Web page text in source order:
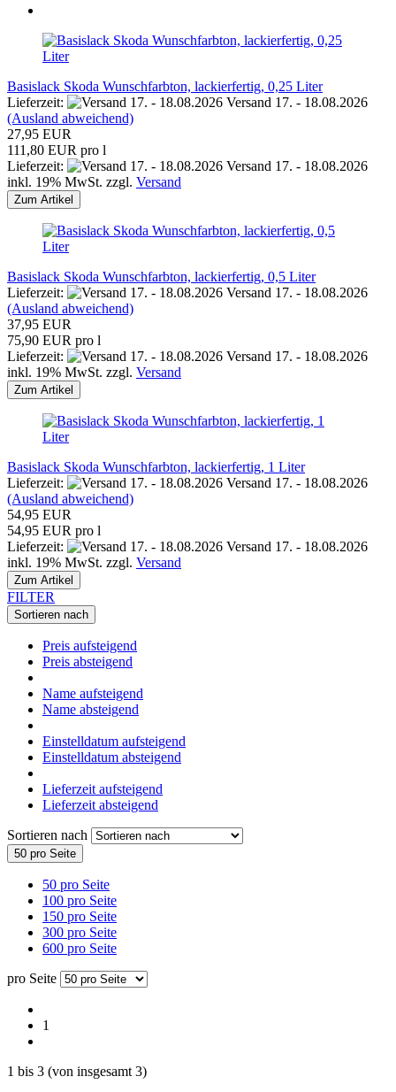
Basislack Skoda Wunschfarbton, lackierfertig, 0,25 Liter
Lieferzeit:
Versand 17. - 18.08.2026
(Ausland abweichend)
27,95 EUR
111,80 EUR pro l
Lieferzeit:
Versand 17. - 18.08.2026
inkl. 19% MwSt. zzgl. Versand
Zum Artikel
Basislack Skoda Wunschfarbton, lackierfertig, 0,5 Liter
Lieferzeit:
Versand 17. - 18.08.2026
(Ausland abweichend)
37,95 EUR
75,90 EUR pro l
Lieferzeit:
Versand 17. - 18.08.2026
inkl. 19% MwSt. zzgl. Versand
Zum Artikel
Basislack Skoda Wunschfarbton, lackierfertig, 1 Liter
Lieferzeit:
Versand 17. - 18.08.2026
(Ausland abweichend)
54,95 EUR
54,95 EUR pro l
Lieferzeit:
Versand 17. - 18.08.2026
inkl. 19% MwSt. zzgl. Versand
Zum Artikel
FILTER
Sortieren nach
Preis aufsteigend
Preis absteigend
Name aufsteigend
Name absteigend
Einstelldatum aufsteigend
Einstelldatum absteigend
Lieferzeit aufsteigend
Lieferzeit absteigend
Sortieren nach
50 pro Seite
50 pro Seite
100 pro Seite
150 pro Seite
300 pro Seite
600 pro Seite
pro Seite
1
1 bis 3 (von insgesamt 3)